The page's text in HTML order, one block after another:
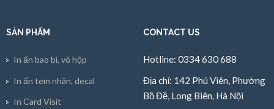
SẢN PHẨM
In ấn bao bì, vỏ hộp
In ấn tem nhãn, decal
In Card Visit
CONTACT US
Hotline: 0334 630 688
Địa chỉ: 142 Phú Viên, Phường
Bồ Đề, Long Biên, Hà Nội